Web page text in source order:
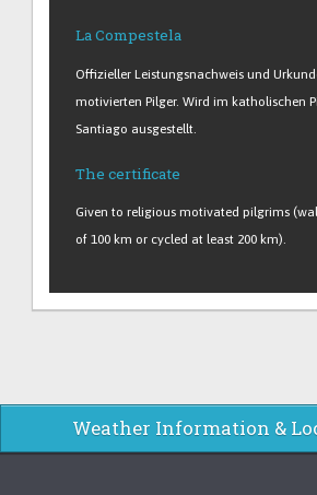
La Compestela
Offizieller Leistungsnachweis und
motivierten Pilger. Wird im katholischen
Santiago ausgestellt.
The certificate
Given to religious motivated pilgrims
of 100 km or cycled at least 200 km).
Weather Information &